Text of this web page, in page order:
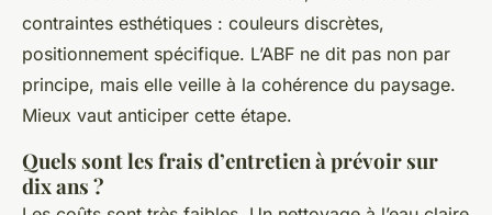
contraintes esthétiques : couleurs discrètes,
positionnement spécifique. L’ABF ne dit pas non par
principe, mais elle veille à la cohérence du paysage.
Mieux vaut anticiper cette étape.
Quels sont les frais d’entretien à prévoir sur
dix ans ?